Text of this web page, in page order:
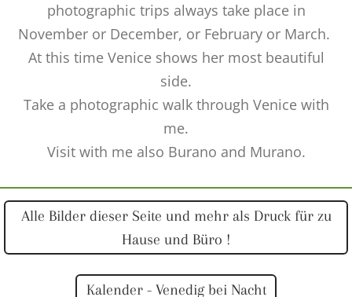
photographic trips always take place in
November or December, or February or March.
At this time Venice shows her most beautiful
side.
Take a photographic walk through Venice with
me.
Visit with me also Burano and Murano.
Alle Bilder dieser Seite und mehr als Druck für zu
Hause und Büro !
Kalender - Venedig bei Nacht